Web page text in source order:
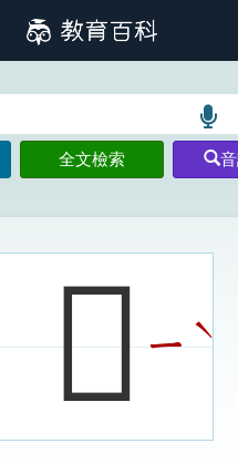
筆畫索引圖示 部首索
語
言
搜
示
全文檢索
𧄞ㄧ ˋ